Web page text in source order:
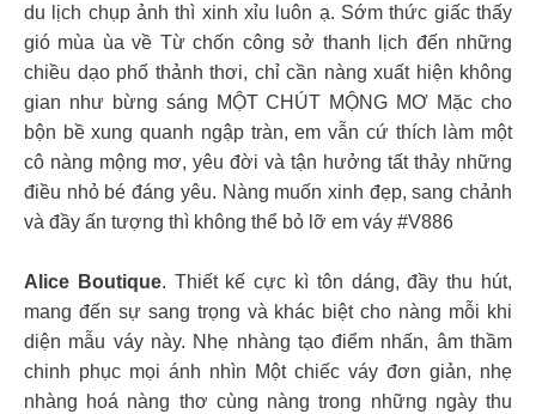
du lịch chụp ảnh thì xinh xỉu luôn ạ. Sớm thức giấc thấy
gió mùa ùa về Từ chốn công sở thanh lịch đến những
chiều dạo phố thảnh thơi, chỉ cần nàng xuất hiện không
gian như bừng sáng MỘT CHÚT MỘNG MƠ Mặc cho
bộn bề xung quanh ngập tràn, em vẫn cứ thích làm một
cô nàng mộng mơ, yêu đời và tận hưởng tất thảy những
điều nhỏ bé đáng yêu. Nàng muốn xinh đẹp, sang chảnh
và đầy ấn tượng thì không thể bỏ lỡ em váy #V886
Alice Boutique. Thiết kế cực kì tôn dáng, đầy thu hút,
mang đến sự sang trọng và khác biệt cho nàng mỗi khi
diện mẫu váy này. Nhẹ nhàng tạo điểm nhấn, âm thầm
chinh phục mọi ánh nhìn Một chiếc váy đơn giản, nhẹ
nhàng hoá nàng thơ cùng nàng trong những ngày thu